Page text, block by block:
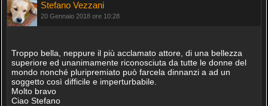
Stefano Vezzani
20 Gennaio 2018 ore 10:28
Troppo bella, neppure il più acclamato attore, di una bellezza
superiore ed unanimamente riconosciuta da tutte le donne del
mondo nonché pluripremiato può farcela dinnanzi a ad un
soggetto così difficile e imperturbabile.
Molto bravo
Ciao Stefano